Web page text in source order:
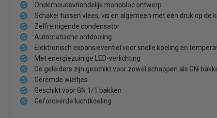
Onderhoudsvriendelijk monobloc ontwerp
Schakel tussen vlees, vis en algemeen met één druk op de
Zelfreinigende condensator
Automatische ontdooiing
Elektronisch expansieventiel voor snelle koeling en
Met energiezuinige LED-verlichting
De geleiders zijn geschikt voor zowel schappen als GN-
Geremde wieltjes
Geschikt voor GN 1/1 bakken
Geforceerde luchtkoeling